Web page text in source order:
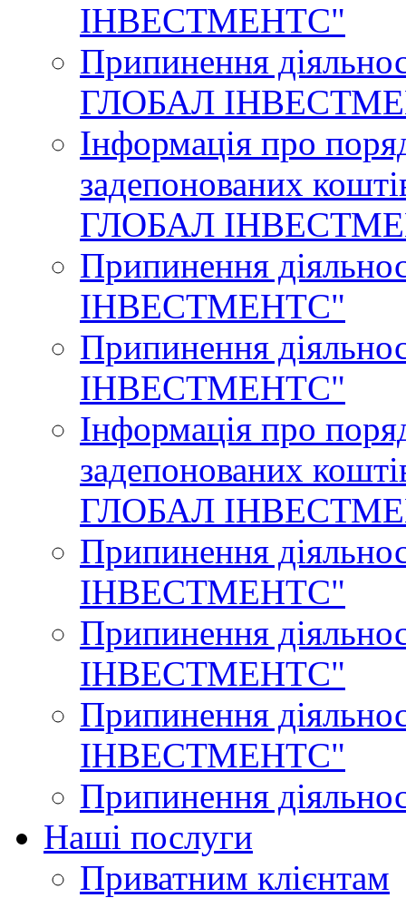
ІНВЕСТМЕНТС"
Припинення
ГЛОБАЛ
Інформація про
задепонованих
ГЛОБАЛ
Припинення
ІНВЕСТМЕНТС"
Припинення
ІНВЕСТМЕНТС"
Інформація про
задепонованих
ГЛОБАЛ
Припинення
ІНВЕСТМЕНТС"
Припинення
ІНВЕСТМЕНТС"
Припинення
ІНВЕСТМЕНТС"
Припинення
Наші послуги
Приватним клієнтам